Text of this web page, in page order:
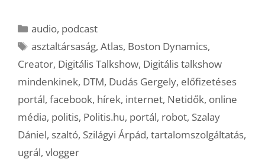
Kategória
audio, podcast
Címkék
asztaltársaság,Atlas, Boston Dynamics,
Creator, Digitális Talkshow, Digitális talkshow
mindenkinek, DTM, Dudás Gergely, előfizetéses
portál, facebook, hírek, internet, Netidők, online
média, politis, Politis.hu, portál, robot, Szalay
Dániel, szaltó, Szilágyi Árpád, tartalomszolgáltatás,
ugrál, vlogger